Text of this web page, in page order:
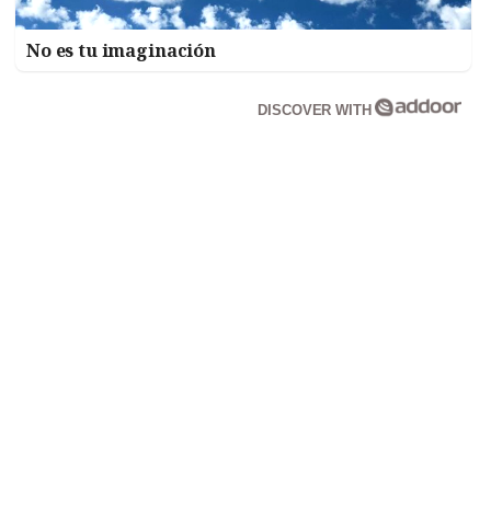
No es tu imaginación
DISCOVER WITH